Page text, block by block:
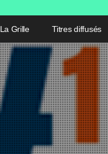
La Grille Titres diffusés